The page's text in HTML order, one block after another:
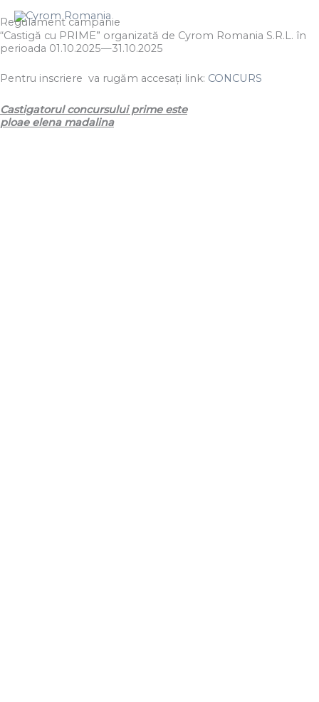
to
content
Regulament campanie
“Castigă cu PRIME” organizată de Cyrom Romania S.R.L. în
perioada 01.10.2025—31.10.2025
Pentru inscriere va rugăm accesați link: CONCURS
Castigatorul concursului prime este
ploae elena madalina